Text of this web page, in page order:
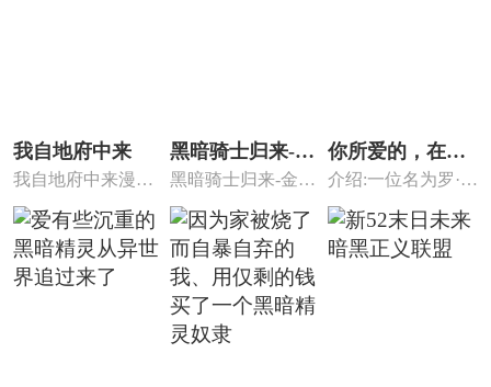
我自地府中来
我自地府中来漫画
免费阅读，我自地
府中来漫...
黑暗骑士归来-金
孩子
黑暗骑士归来-金孩
子漫画 ，一个游离
在黑...
你所爱的，在黑
暗中的我
介绍:一位名为罗·梅
多斯的艺术家摆脱
了城...